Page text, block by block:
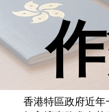
香港特區政府近